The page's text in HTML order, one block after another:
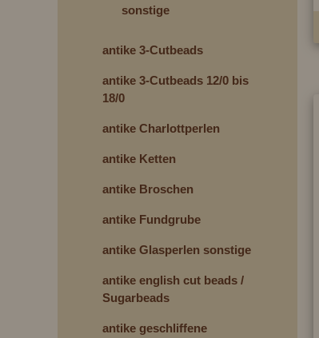
sonstige
antike 3-Cutbeads
antike 3-Cutbeads 12/0 bis
18/0
antike Charlottperlen
antike Ketten
antike Broschen
antike Fundgrube
antike Glasperlen sonstige
antike english cut beads /
Sugarbeads
antike geschliffene